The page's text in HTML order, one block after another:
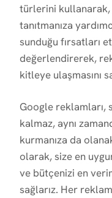
türlerini kullanarak,
tanıtmanıza
sunduğu fırsatları
değerlendirerek,
kitleye ulaşmasını
Google reklamları,
kalmaz, aynı
kurmanıza da
olarak, size en
ve bütçenizi en
sağlarız. Her